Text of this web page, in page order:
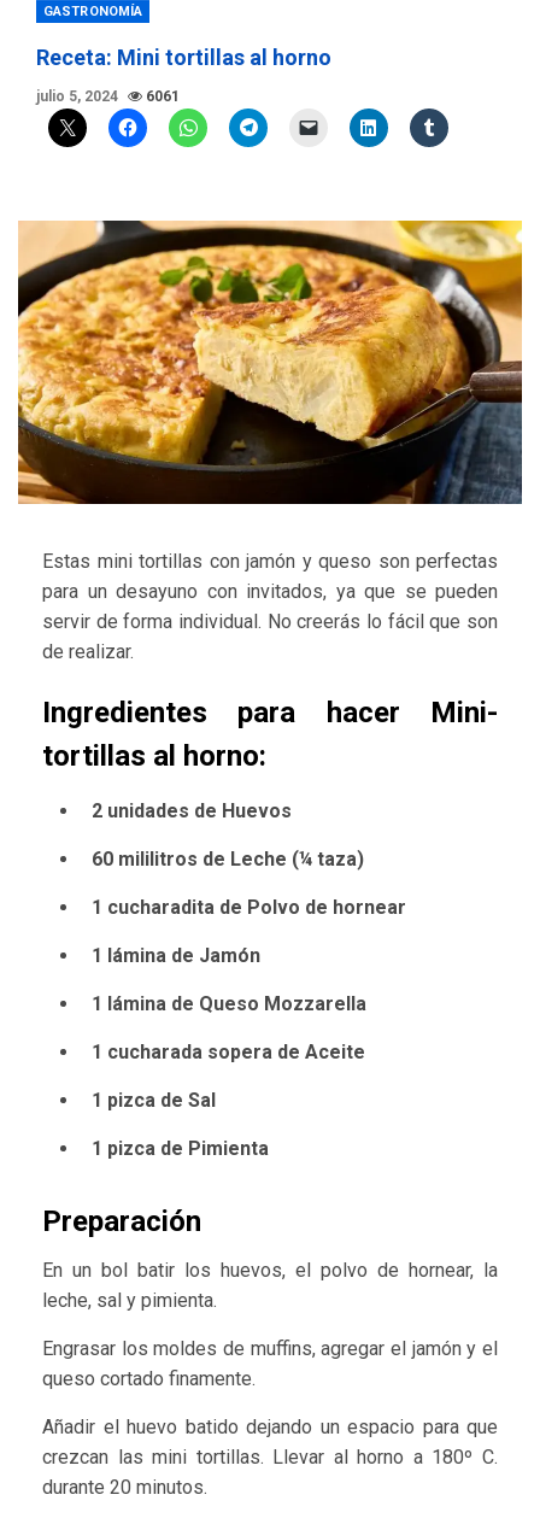
GASTRONOMÍA
Receta: Mini tortillas al horno
julio 5, 2024 6061
Estas mini tortillas con jamón y queso son perfectas
para un desayuno con invitados, ya que se pueden
servir de forma individual. No creerás lo fácil que son
de realizar.
Ingredientes para hacer Mini-
tortillas al horno:
2 unidades de Huevos
60 mililitros de Leche (¼ taza)
1 cucharadita de Polvo de hornear
1 lámina de Jamón
1 lámina de Queso Mozzarella
1 cucharada sopera de Aceite
1 pizca de Sal
1 pizca de Pimienta
Preparación
En un bol batir los huevos, el polvo de hornear, la
leche, sal y pimienta.
Engrasar los moldes de muffins, agregar el jamón y el
queso cortado finamente.
Añadir el huevo batido dejando un espacio para que
crezcan las mini tortillas. Llevar al horno a 180º C.
durante 20 minutos.